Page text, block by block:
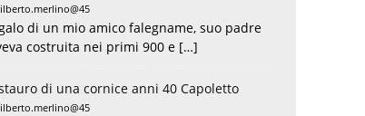
di un mio amico falegname, suo padre
costruita nei primi 900 e […]
di una cornice anni 40 Capoletto